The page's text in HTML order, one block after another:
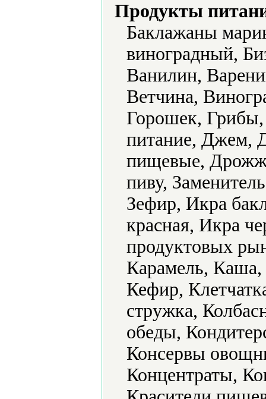
Продукты
Баклажаны
виноградный,
Ванилин,
Ветчина,
Горошек, Грибы,
питание, Джем,
пищевые,
пиву,
Зефир, Икра
красная, Икра
продуктовых
Карамель, Каша,
Кефир,
стружка,
обеды,
Консервы
Концентраты,